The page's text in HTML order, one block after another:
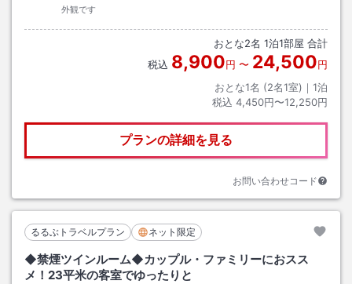
外観です
おとな2名 1泊1部屋 合計
税込 8,900円 〜 24,500円
おとな1名 (2名1室)｜ 1泊
税込 4,450円〜12,250円
プランの詳細を見る
お問い合わせコード
るるぶトラベルプラン ネット限定
◆禁煙ツインルーム◆カップル・ファミリーにおスス
メ！23平米の客室でゆったりと